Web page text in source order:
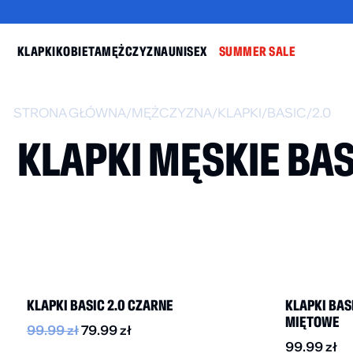
KLAPKIKOBIETAMĘŻCZYZNAUNISEX SUMMER SALE
59.99zł–99.99 89.99zł
STRONA GŁÓWNA/MĘŻCZYZNA/KLAPKI/BASIC/2.0
KLAPKI MĘSKIE
KLAPKI BASIC 2.0 CZARNE
99.99zł79.99zł
KLAPKI
MIĘTOWE
99.99zł